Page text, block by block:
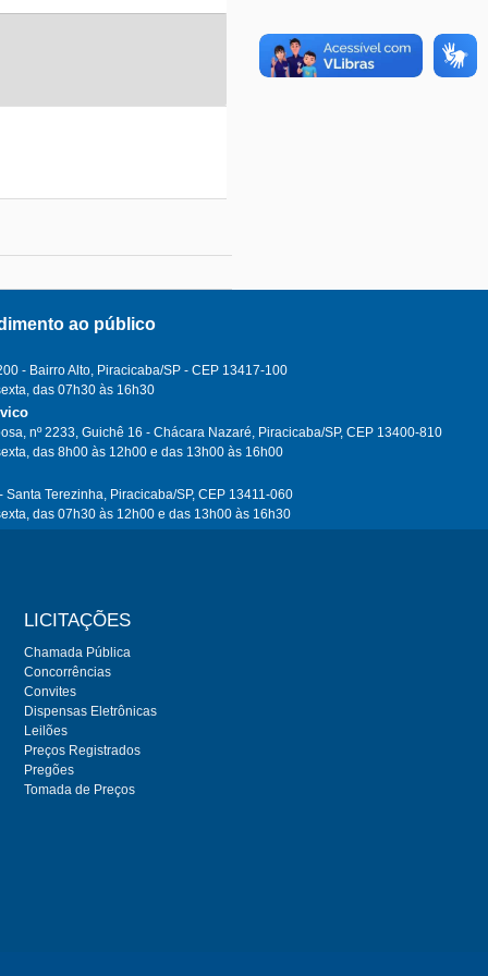
ao público
- Bairro Alto, Piracicaba/SP - CEP 13417-100
das 07h30 às 16h30
nº 2233, Guichê 16 - Chácara Nazaré, Piracicaba/SP, CEP 13400-810
das 8h00 às 12h00 e das 13h00 às 16h00
Terezinha, Piracicaba/SP, CEP 13411-060
das 07h30 às 12h00 e das 13h00 às 16h30
LICITAÇÕES
Chamada Pública
Concorrências
Convites
Dispensas Eletrônicas
Leilões
Preços Registrados
Pregões
Tomada de Preços